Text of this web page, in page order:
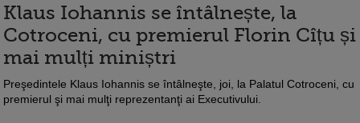
Klaus Iohannis se întâlnește, la
Cotroceni, cu premierul Florin Cîțu și
mai mulți miniștri
Preşedintele Klaus Iohannis se întâlneşte, joi, la Palatul Cotroceni, cu
premierul şi mai mulţi reprezentanţi ai Executivului.